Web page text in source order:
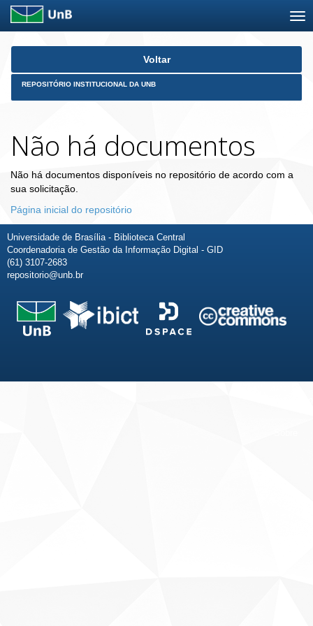
Skip
Voltar
REPOSITÓRIO INSTITUCIONAL DA UNB
Não há documentos
Não há documentos disponíveis no repositório de acordo com a
sua solicitação.
Página inicial do repositório
Universidade de Brasília - Biblioteca Central
Coordenadoria de Gestão da Informação Digital - GID
(61) 3107-2683
repositorio@unb.br